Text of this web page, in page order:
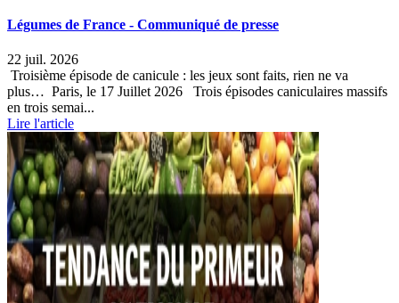
Légumes de France - Communiqué de presse
22 juil. 2026
Troisième épisode de canicule : les jeux sont faits, rien ne va
plus… Paris, le 17 Juillet 2026 Trois épisodes caniculaires massifs
en trois semai...
Lire l'article